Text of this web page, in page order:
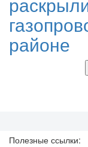
районе
Полезные ссылки: